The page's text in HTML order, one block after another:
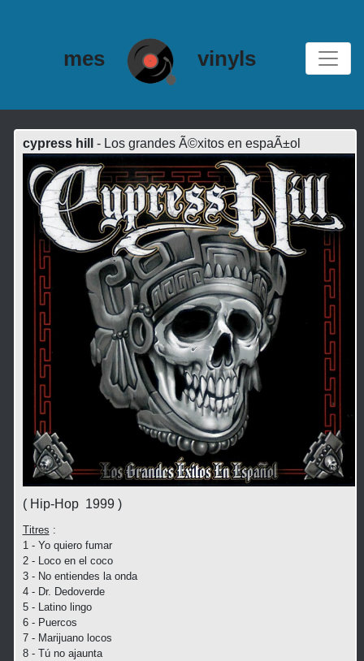
mes vinyls
cypress hill - Los grandes Ã©xitos en espaÃ±ol
( Hip-Hop 1999 )
Titres :
1 - Yo quiero fumar
2 - Loco en el coco
3 - No entiendes la onda
4 - Dr. Dedoverde
5 - Latino lingo
6 - Puercos
7 - Marijuano locos
8 - Tú no ajaunta